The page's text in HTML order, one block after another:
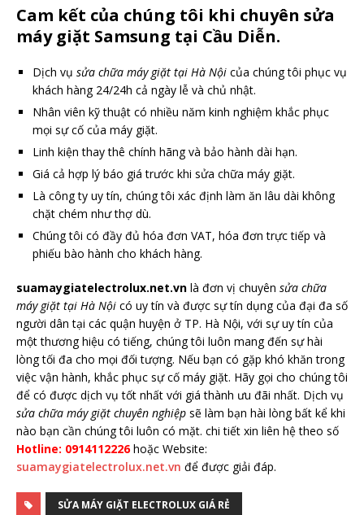
Cam kết của chúng tôi khi chuyên sửa
máy giặt Samsung tại Cầu Diễn.
Dịch vụ sửa chữa máy giặt tại Hà Nội của chúng tôi phục vụ
khách hàng 24/24h cả ngày lễ và chủ nhật.
Nhân viên kỹ thuật có nhiều năm kinh nghiệm khắc phục
mọi sự cố của máy giặt.
Linh kiện thay thê chính hãng và bảo hành dài hạn.
Giá cả hợp lý báo giá trước khi sửa chữa máy giặt.
Là công ty uy tín, chúng tôi xác định làm ăn lâu dài không
chặt chém như thợ dù.
Chúng tôi có đầy đủ hóa đơn VAT, hóa đơn trực tiếp và
phiếu bào hành cho khách hàng.
suamaygiatelectrolux.net.vn là đơn vị chuyên sửa chữa
máy giặt tại Hà Nội có uy tín và được sự tín dụng của đại đa số
người dân tại các quận huyện ở TP. Hà Nội, với sự uy tín của
một thương hiệu có tiếng, chúng tôi luôn mang đến sự hài
lòng tối đa cho mọi đối tượng. Nếu bạn có gặp khó khăn trong
việc vận hành, khắc phục sự cố máy giặt. Hãy gọi cho chúng tôi
để có được dịch vụ tốt nhất với giá thành ưu đãi nhất. Dịch vụ
sửa chữa máy giặt chuyên nghiệp sẽ làm bạn hài lòng bất kể khi
nào bạn cần chúng tôi luôn có mặt. chi tiết xin liên hệ theo số
Hotline: 0914112226hoặc Website:
suamaygiatelectrolux.net.vn để được giải đáp.
SỬA MÁY GIẶT ELECTROLUX GIÁ RẺ